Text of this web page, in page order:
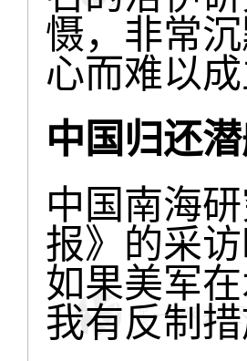
慑，非常
心而难以成
中国归还
中国南海
报》的采
如果美军
我有反制措